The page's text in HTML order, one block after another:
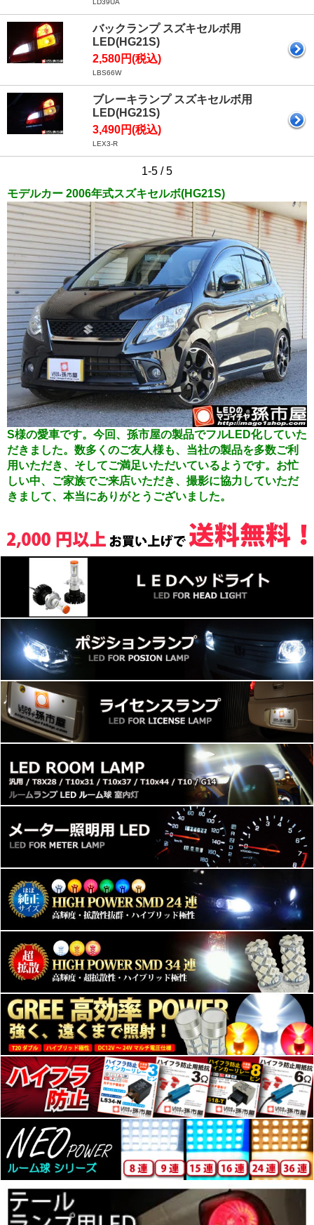
LD39UA
バックランプ スズキセルボ用
LED(HG21S)
2,580円(税込)
LBS66W
ブレーキランプ スズキセルボ用
LED(HG21S)
3,490円(税込)
LEX3-R
1-5 / 5
モデルカー 2006年式スズキセルボ(HG21S)
S様の愛車です。今回、孫市屋の製品でフルLED化していた
だきました。数多くのご友人様も、当社の製品を多数ご利
用いただき、そしてご満足いただいているようです。お忙
しい中、ご家族でご来店いただき、撮影に協力していただ
きまして、本当にありがとうございました。